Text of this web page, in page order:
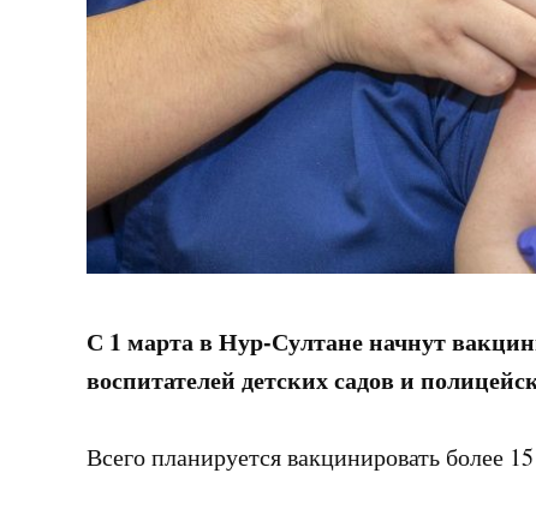
С 1 марта в Нур-Султане начнут
воспитателей детских садов и
Всего планируется вакцинировать более